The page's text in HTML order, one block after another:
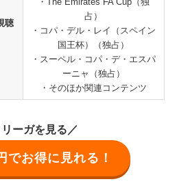
聴
占）
・コパ・デル・レイ（スペイン
国王杯）（独占）
・スーペル・コパ・デ・エスパ
ーニャ（独占）
・そのほか関連コンテンツ
ーガを見る／
でお得に見れる！